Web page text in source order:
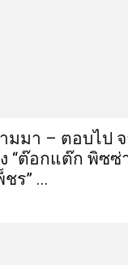
มมา – ตอบไป
“ต๊อกแต๊ก พิซซ่
ชร” ...